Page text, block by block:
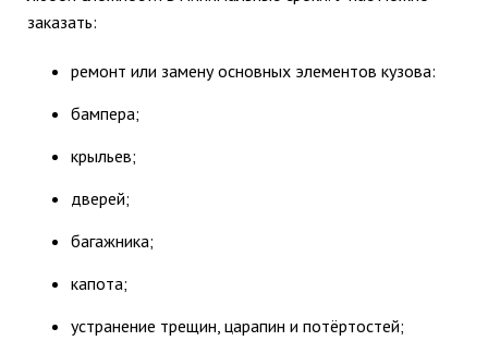
заказать:
ремонт или замену основных элементов кузова:
бампера;
крыльев;
дверей;
багажника;
капота;
устранение трещин, царапин и потёртостей;